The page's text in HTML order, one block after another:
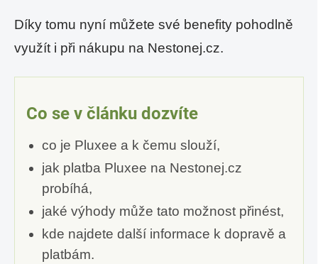
Díky tomu nyní můžete své benefity pohodlně
využít i při nákupu na Nestonej.cz.
Co se v článku dozvíte
co je Pluxee a k čemu slouží,
jak platba Pluxee na Nestonej.cz
probíhá,
jaké výhody může tato možnost přinést,
kde najdete další informace k dopravě a
platbám.